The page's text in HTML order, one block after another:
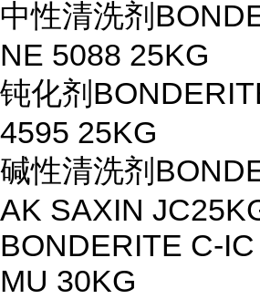
中性清洗剂
NE 5088 25KG
钝化剂
4595 25KG
碱性清洗剂
AK SAXIN
BONDERITE C-
MU 30KG